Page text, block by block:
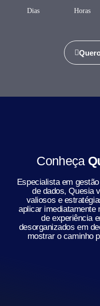
Dias Horas
Conheça
Especialista em
de dados, Quesia
valiosos e
aplicar imediatamente
de experiência
desorganizados em
mostrar o caminho